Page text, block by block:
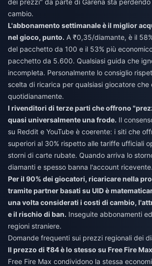
cambio.
L'abbonamento settimanale è il miglior
nel gioco, punto. A ₹0,35/diamante, è il
del pacchetto da 100 e il 53% più
pacchetto da 5.600. Qualsiasi guida che
incompleta. Personalmente lo consiglio
scelta di ricarica per qualsiasi giocatore
quotidianamente.
I rivenditori di terze parti che offrono
quasi universalmente una frode. Il
su Reddit e YouTube è coerente: i siti che
superiori al 30% rispetto alle tariffe ufficiali
storni di carte rubate. Quando arriva lo
diamanti e spesso banna l'account
Per il 90% dei giocatori, ricaricare nella
tramite partner basati su UID è
una volta considerati i costi di cambio,
e il rischio di ban. Inseguite abbonamenti
regioni straniere.
Domande frequenti sui prezzi regionali dei
Il prezzo di ₹84 è lo stesso su Free Fire
Free Fire Max condividono la stessa